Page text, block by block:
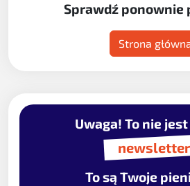
Sprawdź ponownie
Strona
Uwaga! To nie
To są Twoje